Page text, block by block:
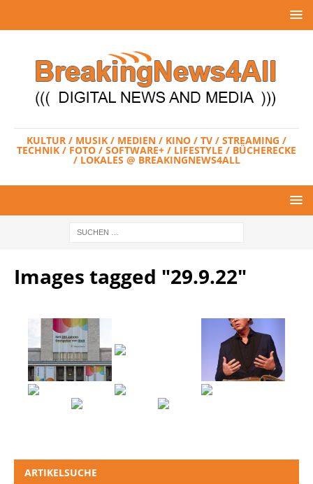
KULTUR / MUSIK / MEDIEN / KINO / TV / STREAMING /
TECHNIK / FOTO / SOFTWARE+ / LIFESTYLE / BÜCHERECKE
/ LOKALES @ BREAKINGNEWS4ALL
Images tagged "29.9.22"
ARTIKELSUCHE